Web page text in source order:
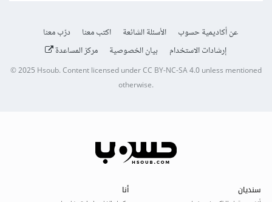
عن أكاديمية حسوب الأسئلة الشائعة اكتب معنا
درّب معنا
إرشادات الاستخدام
بيان الخصوصية مركز المساعدة
© 2025Hsoub.Content licensed underCC BY-NC-SA 4.0unless mentioned
otherwise.